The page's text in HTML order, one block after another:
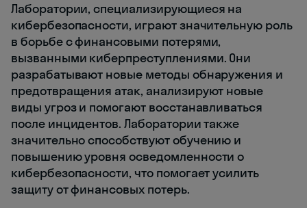
Лаборатории, специализирующиеся на
кибербезопасности, играют значительную роль
в борьбе с финансовыми потерями,
вызванными киберпреступлениями. Они
разрабатывают новые методы обнаружения и
предотвращения атак, анализируют новые
виды угроз и помогают восстанавливаться
после инцидентов. Лаборатории также
значительно способствуют обучению и
повышению уровня осведомленности о
кибербезопасности, что помогает усилить
защиту от финансовых потерь.